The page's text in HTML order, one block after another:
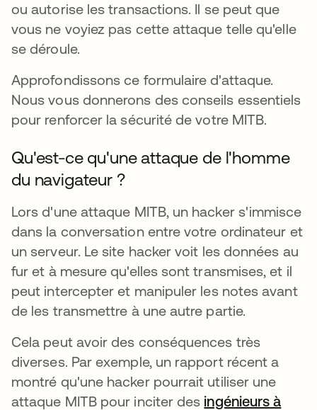
ou autorise les transactions. Il se peut que
vous ne voyiez pas cette attaque telle qu'elle
se déroule.
Approfondissons ce formulaire d'attaque.
Nous vous donnerons des conseils essentiels
pour renforcer la sécurité de votre MITB.
Qu'est-ce qu'une attaque de l'homme
du navigateur ?
Lors d'une attaque MITB, un hacker s'immisce
dans la conversation entre votre ordinateur et
un serveur. Le site hacker voit les données au
fur et à mesure qu'elles sont transmises, et il
peut intercepter et manipuler les notes avant
de les transmettre à une autre partie.
Cela peut avoir des conséquences très
diverses. Par exemple, un rapport récent a
montré qu'une hacker pourrait utiliser une
attaque MITB pour inciter des ingénieurs à